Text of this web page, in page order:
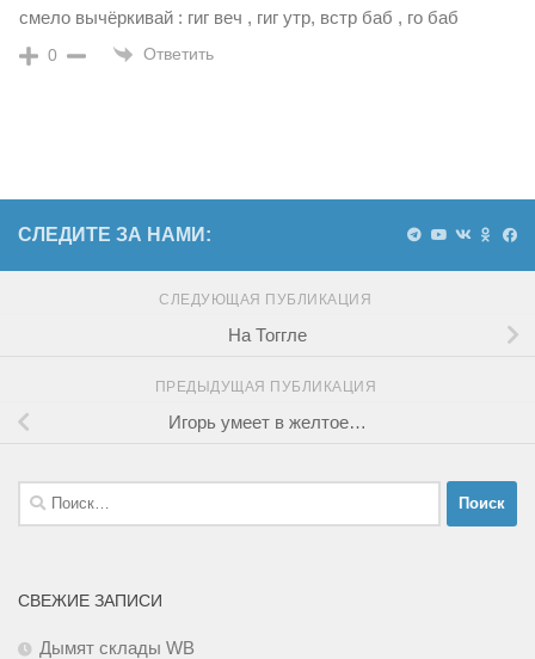
смело вычёркивай : гиг веч , гиг утр, встр баб , го баб
0 Ответить
СЛЕДИТЕ ЗА НАМИ:
СЛЕДУЮЩАЯ ПУБЛИКАЦИЯ
На Тоггле
ПРЕДЫДУЩАЯ ПУБЛИКАЦИЯ
Игорь умеет в желтое…
Найти:
СВЕЖИЕ ЗАПИСИ
Дымят склады WB